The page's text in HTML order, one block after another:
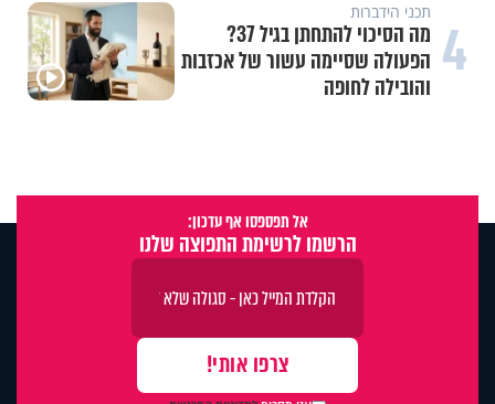
4 תכני הידברות
מה הסיכוי להתחתן בגיל 37?
הפעולה שסיימה עשור של אכזבות
והובילה לחופה
אל תפספסו אף עדכון:
הרשמו לרשימת התפוצה שלנו